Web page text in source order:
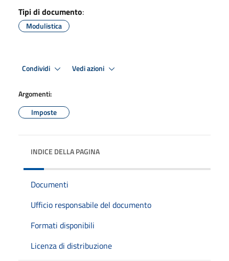
Tipi di documento:
Modulistica
Condividi Vedi azioni
Argomenti:
Imposte
INDICE DELLA PAGINA
Documenti
Ufficio responsabile del documento
Formati disponibili
Licenza di distribuzione